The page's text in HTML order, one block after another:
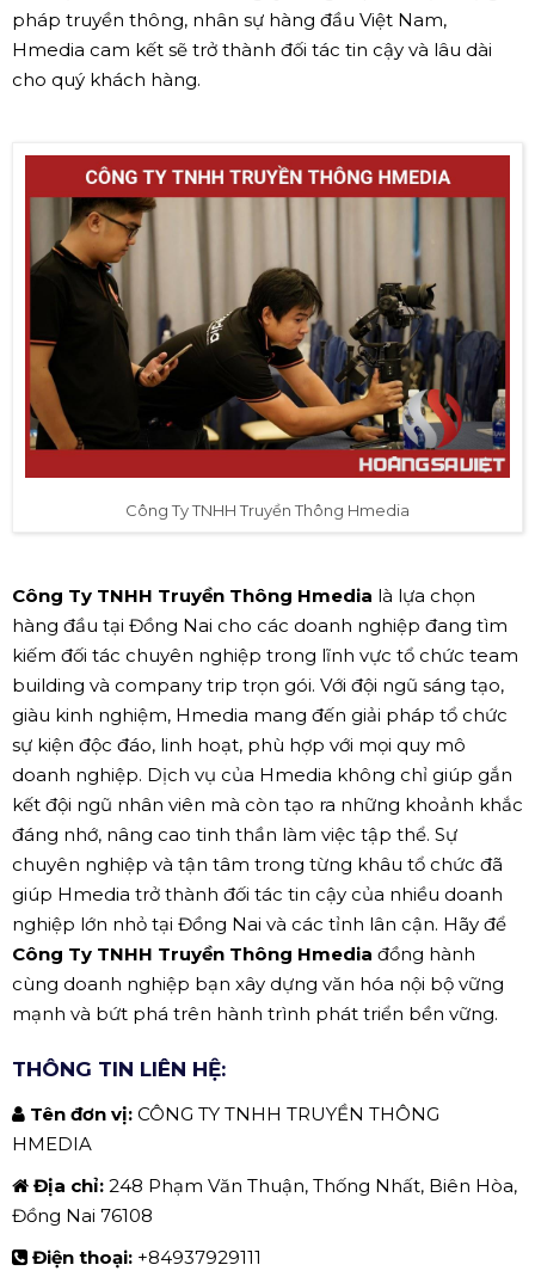
pháp truyền thông, nhân sự hàng đầu Việt Nam,
Hmedia cam kết sẽ trở thành đối tác tin cậy và lâu dài
cho quý khách hàng.
Công Ty TNHH Truyền Thông Hmedia
Công Ty TNHH Truyền Thông Hmedia là lựa chọn
hàng đầu tại Đồng Nai cho các doanh nghiệp đang tìm
kiếm đối tác chuyên nghiệp trong lĩnh vực tổ chức team
building và company trip trọn gói. Với đội ngũ sáng tạo,
giàu kinh nghiệm, Hmedia mang đến giải pháp tổ chức
sự kiện độc đáo, linh hoạt, phù hợp với mọi quy mô
doanh nghiệp. Dịch vụ của Hmedia không chỉ giúp gắn
kết đội ngũ nhân viên mà còn tạo ra những khoảnh khắc
đáng nhớ, nâng cao tinh thần làm việc tập thể. Sự
chuyên nghiệp và tận tâm trong từng khâu tổ chức đã
giúp Hmedia trở thành đối tác tin cậy của nhiều doanh
nghiệp lớn nhỏ tại Đồng Nai và các tỉnh lân cận. Hãy để
Công Ty TNHH Truyền Thông Hmedia đồng hành
cùng doanh nghiệp bạn xây dựng văn hóa nội bộ vững
mạnh và bứt phá trên hành trình phát triển bền vững.
THÔNG TIN LIÊN HỆ:
Tên đơn vị: CÔNG TY TNHH TRUYỀN THÔNG
HMEDIA
Địa chỉ: 248 Phạm Văn Thuận, Thống Nhất, Biên Hòa,
Đồng Nai 76108
Điện thoại: +84937929111